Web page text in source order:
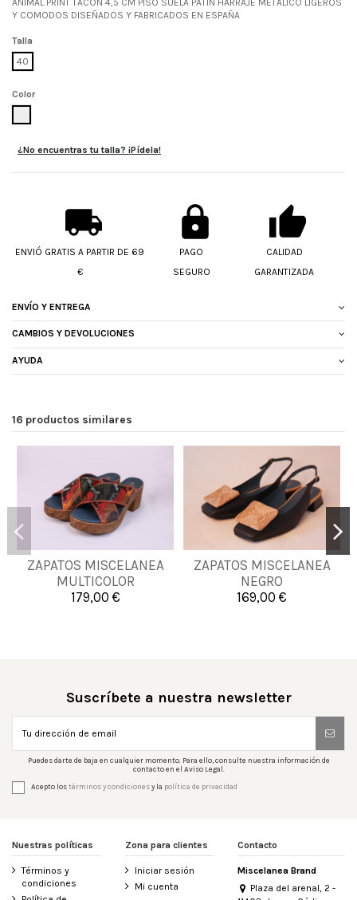
ANIMAL PRINT TACON 4,5 CM PISO SUELA PATIN HARRAJE METALICO LIGEROS
Y COMODOS DISEÑADOS Y FABRICADOS EN ESPAÑA
Talla
40
Color
¿No encuentras tu talla? ¡Pídela!
ENVIÓ GRATIS A PARTIR DE 69
€
PAGO
SEGURO
CALIDAD
GARANTIZADA
ENVÍO Y ENTREGA
CAMBIOS Y DEVOLUCIONES
AYUDA
16 productos similares
ZAPATOS MISCELANEA
MULTICOLOR
179,00 €
35 36 37 38
Añadir al carrito
ZAPATOS MISCELANEA
NEGRO
169,00 €
37 40 41
Añadir al carrito
Suscríbete a nuestra newsletter
Puedes darte de baja en cualquier momento. Para ello, consulte nuestra información de
contacto en el Aviso Legal.
Acepto lostérminos y condicionesy la política de privacidad
Nuestras políticas
Términos y
condiciones
Zona para clientes
Iniciar sesión
Mi cuenta
Contacto
Miscelanea Brand
Plaza del arenal, 2 -